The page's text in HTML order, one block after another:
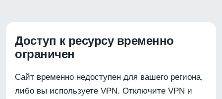
Доступ к ресурсу временно
ограничен
Сайт временно недоступен для вашего региона,
либо вы используете VPN. Отключите VPN и